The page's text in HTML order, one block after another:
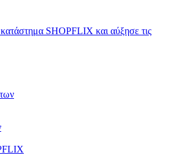
SHOPFLIX και αύξησε τις